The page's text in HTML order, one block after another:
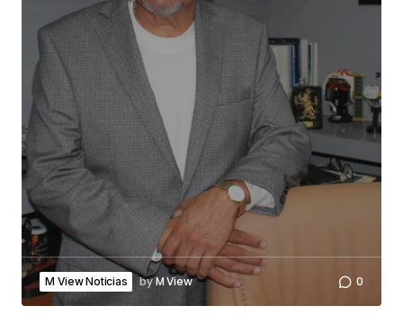
M View Noticias byM View 0